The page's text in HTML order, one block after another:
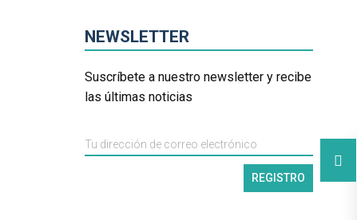
NEWSLETTER
Suscríbete a nuestro newsletter y recibe
las últimas noticias